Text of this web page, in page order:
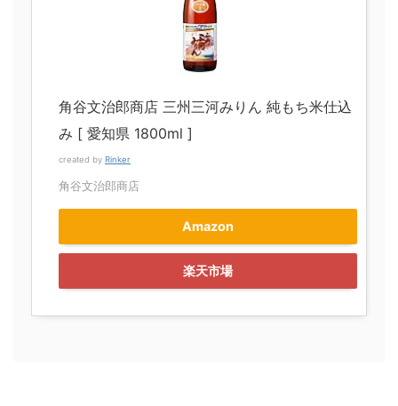
角谷文治郎商店 三州三河みりん 純もち米仕込
み [ 愛知県 1800ml ]
created by Rinker
角谷文治郎商店
Amazon
楽天市場